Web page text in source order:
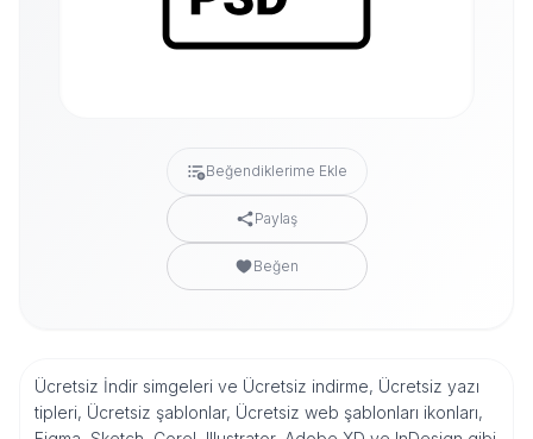
Beğendiklerime Ekle
Paylaş
Beğen
Ücretsiz İndir simgeleri ve Ücretsiz indirme, Ücretsiz yazı
tipleri, Ücretsiz şablonlar, Ücretsiz web şablonları ikonları,